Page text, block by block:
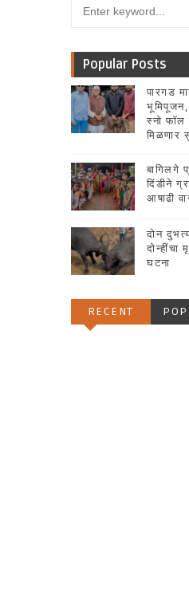
Popular Posts
पारगड
भूमिपूजन,
स्नो फॉल
मिळणार
बागिलगे
दिंडीने
आषाढी
दोन
घटना
RECENT